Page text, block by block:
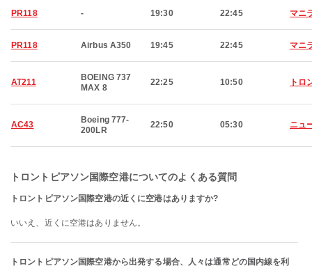
PR118 - 19:30 22:45 マニ
PR118 Airbus A350 19:45 22:45 マニ
AT211
BOEING 737
MAX 8
22:25 10:50 トロ
AC43
Boeing 777-
200LR
22:50 05:30 ニュ
トロントピアソン国際空港についてのよくある質問
トロントピアソン国際空港の近くに空港はありますか?
いいえ、近くに空港はありません。
トロントピアソン国際空港から出発する場合、人々は通常どの国内線を利